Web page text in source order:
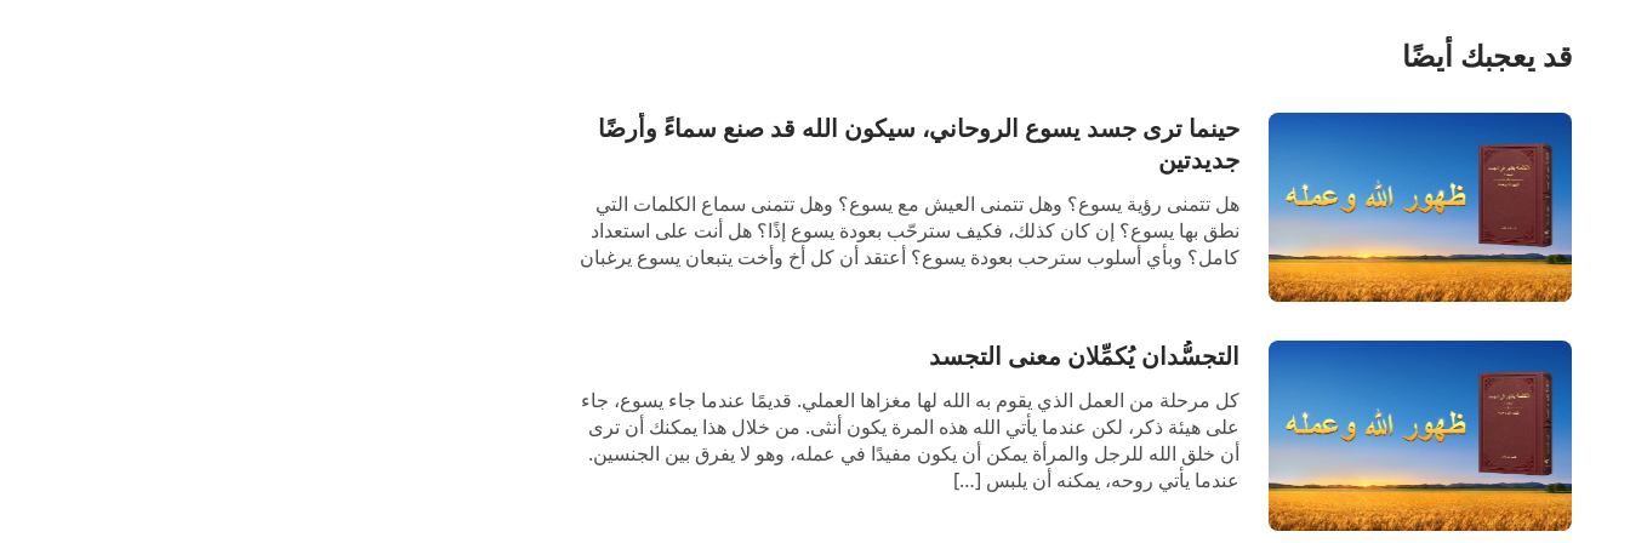
قد يعجبك أيضًا
حينما ترى جسد يسوع الروحاني، سيكون الله قد صنع سماءً وأرضًا
جديدتين
هل تتمنى رؤية يسوع؟ وهل تتمنى العيش مع يسوع؟ وهل تتمنى سماع الكلمات التي
نطق بها يسوع؟ إن كان كذلك، فكيف سترحّب بعودة يسوع إذًا؟ هل أنت على استعداد
كامل؟ وبأي أسلوب سترحب بعودة يسوع؟ أعتقد أن كل أخ وأخت يتبعان يسوع يرغبان
التجسُّدان يُكمِّلان معنى التجسد
كل مرحلة من العمل الذي يقوم به الله لها مغزاها العملي. قديمًا عندما جاء يسوع، جاء
على هيئة ذكر، لكن عندما يأتي الله هذه المرة يكون أنثى. من خلال هذا يمكنك أن ترى
أن خلق الله للرجل والمرأة يمكن أن يكون مفيدًا في عمله، وهو لا يفرق بين الجنسين.
عندما يأتي روحه، يمكنه أن يلبس […]